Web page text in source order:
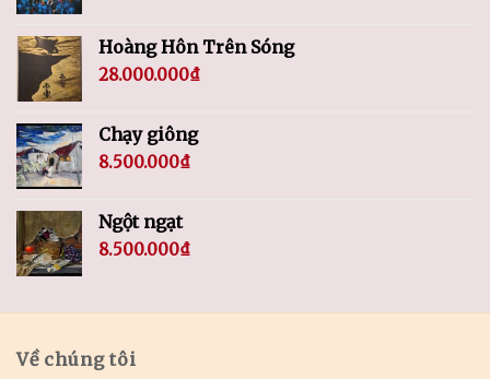
Hoàng Hôn Trên Sóng
28.000.000₫
Chạy giông
8.500.000₫
Ngột ngạt
8.500.000₫
Về chúng tôi